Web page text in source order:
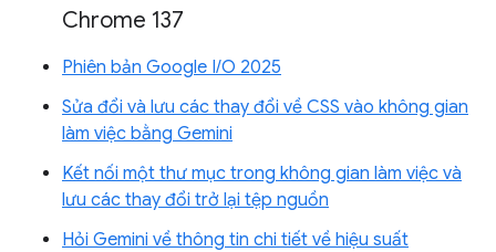
Chrome 137
Phiên bản Google I/O 2025
Sửa đổi và lưu các thay đổi về CSS vào không gian
làm việc bằng Gemini
Kết nối một thư mục trong không gian làm việc và
lưu các thay đổi trở lại tệp nguồn
Hỏi Gemini về thông tin chi tiết về hiệu suất